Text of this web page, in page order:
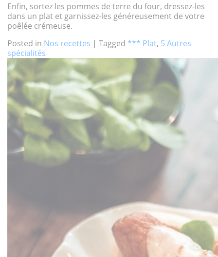
Enfin, sortez les pommes de terre du four, dressez-les
dans un plat et garnissez-les généreusement de votre
poêlée crémeuse.
Posted in Nos recettes | Tagged *** Plat, 5 Autres
spécialités